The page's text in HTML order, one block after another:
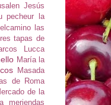
Jesús
pecheur la
las
tapas de
Lucca
María la
Masada
de Roma
de la
meriendas